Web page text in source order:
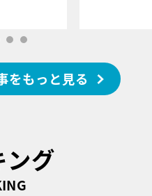
をもっと見る
ング